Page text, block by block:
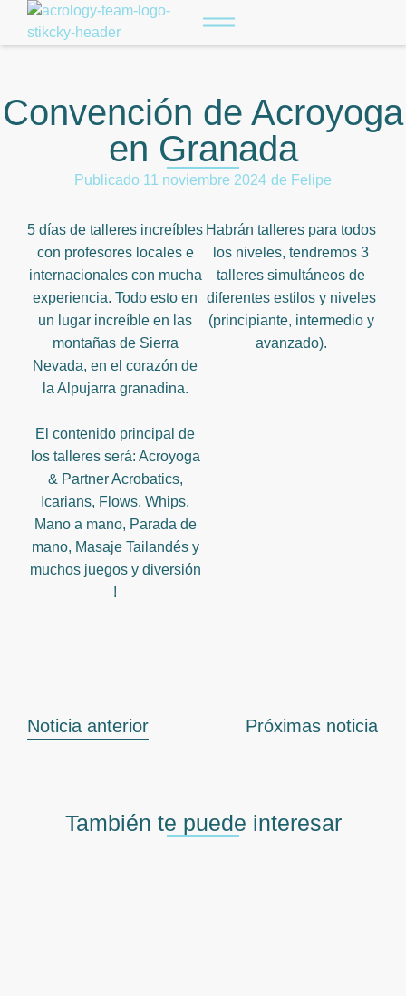
Convención de Acroyoga
en Granada
Publicado 11 noviembre 2024 de Felipe
5 días de talleres increíbles
con profesores locales e
internacionales con mucha
experiencia. Todo esto en
un lugar increíble en las
montañas de Sierra
Nevada, en el corazón de
la Alpujarra granadina.
El contenido principal de
los talleres será: Acroyoga
& Partner Acrobatics,
Icarians, Flows, Whips,
Mano a mano, Parada de
mano, Masaje Tailandés y
muchos juegos y diversión
!
Habrán talleres para todos
los niveles, tendremos 3
talleres simultáneos de
diferentes estilos y niveles
(principiante, intermedio y
avanzado).
Noticia anterior Próximas noticia
También te puede interesar